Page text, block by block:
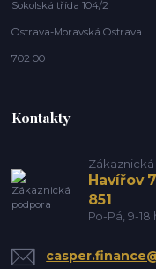
Sokolská třída 104/2
Ostrava-Moravská Ostrava
702 00
Kontakty
Havířov
851
Po-Pá, 9-18